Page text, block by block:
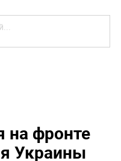
на фронте
Украины